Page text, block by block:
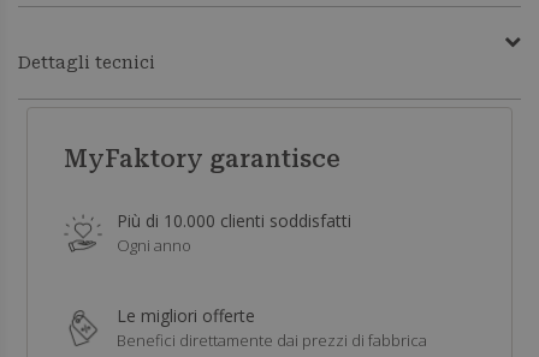
Dettagli tecnici
MyFaktory garantisce
Più di 10.000 clienti soddisfatti
Ogni anno
Le migliori offerte
Benefici direttamente dai prezzi di fabbrica